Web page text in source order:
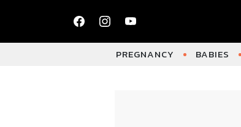
PREGNANCY BABIES